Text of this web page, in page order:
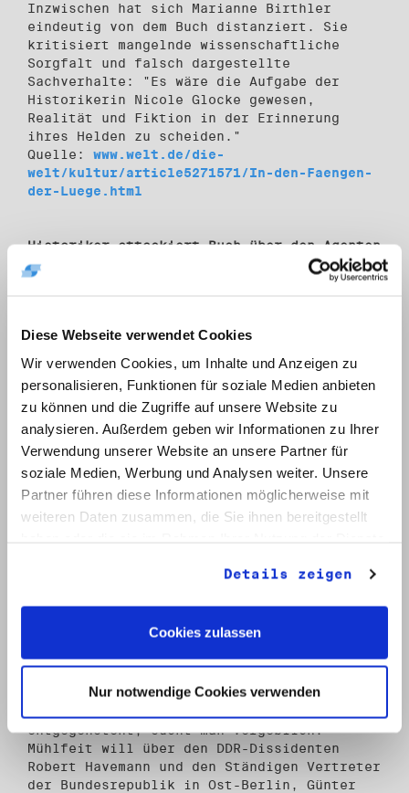
Diese Webseite verwendet Cookies
Wir verwenden Cookies, um Inhalte und Anzeigen zu
personalisieren, Funktionen für soziale Medien anbieten
zu können und die Zugriffe auf unsere Website zu
analysieren. Außerdem geben wir Informationen zu Ihrer
Verwendung unserer Website an unsere Partner für
soziale Medien, Werbung und Analysen weiter. Unsere
Partner führen diese Informationen möglicherweise mit
weiteren Daten zusammen, die Sie ihnen bereitgestellt
Details zeigen
Cookies zulassen
Nur notwendige Cookies verwenden
Inzwischen hat sich Marianne Birthler
eindeutig von dem Buch distanziert. Sie
kritisiert mangelnde wissenschaftliche
Sorgfalt und falsch dargestellte
Sachverhalte: "Es wäre die Aufgabe der
Historikerin Nicole Glocke gewesen,
Realität und Fiktion in der Erinnerung
ihres Helden zu scheiden."
Quelle: www.welt.de/die-
welt/kultur/article5271571/In-den-Faengen-
der-Luege.html
Historiker attackiert Buch über den Agenten
Mühlfeit
Neue schwere Vorwürfe gegen die
Eugen Mühlfeit erhebt der Historiker Bernd
Florath von der Birthler-Behörde (BStU).
Der Publizist Udo Scheer hatte die
Seriosität des Buches unter dem Titel "In
den Fängen von StB, MfS und CIA" in dieser
Zeitung scharf kritisiert (WELT v. 20.11.).
Neue schwere Vorwürfe gegen die
Lebensbeschreibung des Kommunismus-Opfers
Eugen Mühlfeit erhebt der Historiker Bernd
Florath von der Birthler-Behörde (BStU).
Seriosität des Buches unter dem Titel "In
den Fängen von StB, MfS und CIA" in dieser
für Stasi-Aufarbeitung "Horch & Guck"
schreibt Florath über die Arbeitsweise der
Erinnerung ihres Zeitzeugen stützt, wird
entgegensteht, sucht man vergeblich."
Mühlfeit will über den DDR-Dissidenten
Robert Havemann und den Ständigen Vertreter
der Bundesrepublik in Ost-Berlin, Günter